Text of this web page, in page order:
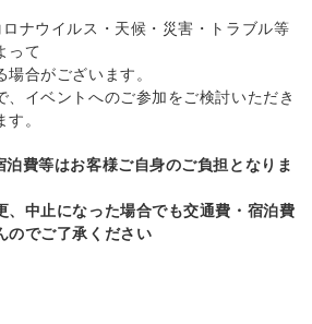
ナウイルス・天候・災害・トラブル等
って
合がございます。
、イベントへのご参加をご検討いただき
。
費等はお客様ご自身のご負担となりま
、中止になった場合でも交通費・宿泊費
のでご了承ください